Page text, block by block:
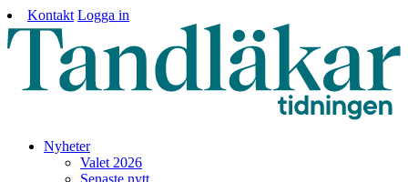
Kontakt Logga in
Nyheter
Valet 2026